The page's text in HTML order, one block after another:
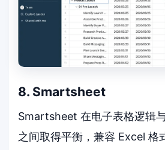
8. Smartsheet
Smartsheet 在电子表格逻辑
之间取得平衡，兼容 Excel 格